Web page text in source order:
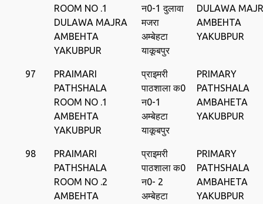
ROOM NO .1
DULAWA MAJRA
AMBEHTA
YAKUBPUR
न0-1 दुलावा
मजरा
अम्‍बेहटा
याकूबपुर
DULAWA
AMBEHTA
YAKUBPUR
97
PRAIMARI
PATHSHALA
ROOM NO .1
AMBEHTA
YAKUBPUR
प्राइमरी
पाठशाला क0
न0-1
अम्‍बेहटा
याकूबपुर
PRIMARY
PATHSHALA
AMBAHETA
YAKUBPUR
98
PRAIMARI
PATHSHALA
ROOM NO .2
AMBEHTA
प्राइमरी
पाठशाला क0
न0- 2
अम्‍बेहटा
PRIMARY
PATHSHALA
AMBAHETA
YAKUBPUR